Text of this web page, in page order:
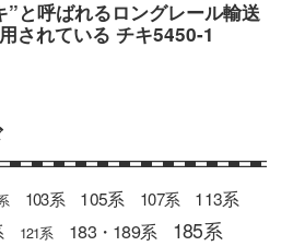
103系 105系 107系 113系
121系 183・189系 185系